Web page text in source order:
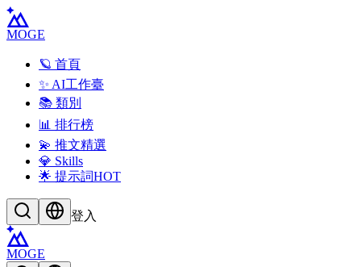
MOGE
🪐 首頁
✨ AI工作臺
📚 類別
📊 排行榜
💫 推文精選
💎 Skills
🌟 提示詞HOT
登入
MOGE